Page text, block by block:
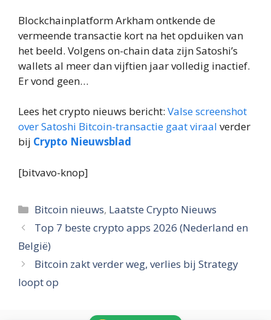
Blockchainplatform Arkham ontkende de
vermeende transactie kort na het opduiken van
het beeld. Volgens on-chain data zijn Satoshi’s
wallets al meer dan vijftien jaar volledig inactief.
Er vond geen…
Lees het crypto nieuws bericht: Valse screenshot
over Satoshi Bitcoin-transactie gaat viraal verder
bij Crypto Nieuwsblad
[bitvavo-knop]
Categorieën
Bitcoin nieuws, Laatste Crypto Nieuws
Top 7 beste crypto apps 2026 (Nederland en
België)
Bitcoin zakt verder weg, verlies bij Strategy
loopt op